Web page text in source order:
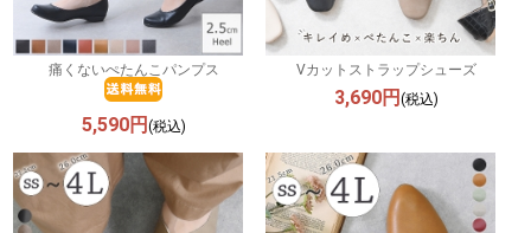
痛くないぺたんこパンプス
5,590円(税込)
Vカットストラップシューズ
3,690円 (税込)